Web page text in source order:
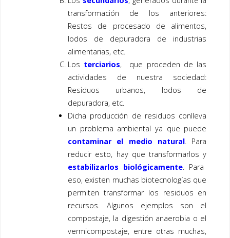
transformación de los anteriores:
Restos de procesado de alimentos,
lodos de depuradora de industrias
alimentarias, etc.
Los terciarios, que proceden de las
actividades de nuestra sociedad:
Residuos urbanos, lodos de
depuradora, etc.
Dicha producción de residuos conlleva
un problema ambiental ya que puede
contaminar el medio natural. Para
reducir esto, hay que transformarlos y
estabilizarlos biológicamente. Para
eso, existen muchas biotecnologías que
permiten transformar los residuos en
recursos. Algunos ejemplos son el
compostaje, la digestión anaerobia o el
vermicompostaje, entre otras muchas,